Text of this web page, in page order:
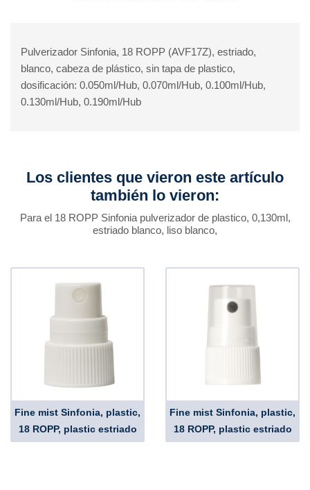
Pulverizador Sinfonia, 18 ROPP (AVF17Z), estriado,
blanco, cabeza de plástico, sin tapa de plastico,
dosificación: 0.050ml/Hub, 0.070ml/Hub, 0.100ml/Hub,
0.130ml/Hub, 0.190ml/Hub
Los clientes que vieron este artículo
también lo vieron:
Para el 18 ROPP Sinfonia pulverizador de plastico, 0,130ml,
estriado blanco, liso blanco,
Fine mist Sinfonia, plastic,
18 ROPP, plastic estriado
Fine mist Sinfonia, plastic,
18 ROPP, plastic estriado